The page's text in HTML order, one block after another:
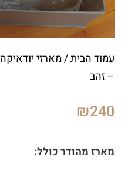
עמוד הבית/מארזי יודאיקה
– זהב
₪240
מארז מהודר כולל: